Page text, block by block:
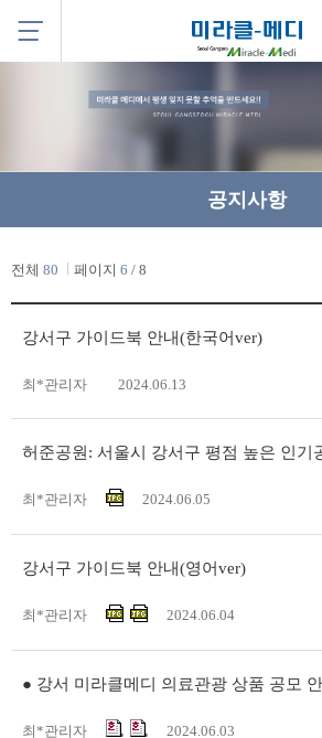
공지사항
전체 80 페이지 6 / 8
강서구 가이드북 안내(한국어ver)
최*관리자 2024.06.13
허준공원: 서울시 강서구 평점 높은 인기
최*관리자 2024.06.05
강서구 가이드북 안내(영어ver)
최*관리자 2024.06.04
● 강서 미라클메디 의료관광 상품 공모
최*관리자 2024.06.03